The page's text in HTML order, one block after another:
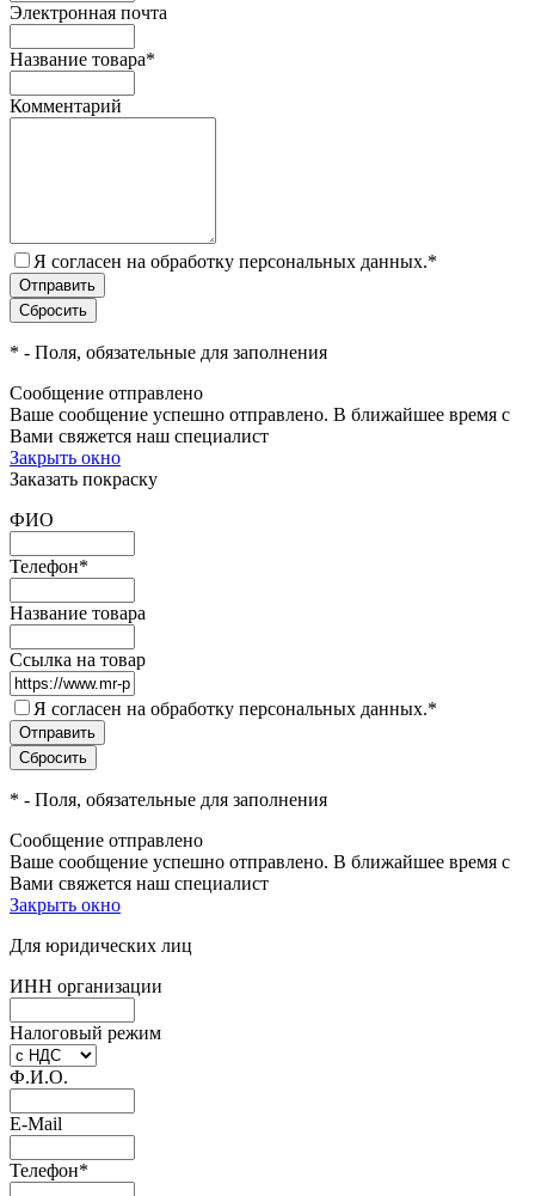
Электронная почта
Название товара*
Комментарий
Я согласен на обработку персональных данных.*
* - Поля, обязательные для заполнения
Сообщение отправлено
Ваше сообщение успешно отправлено. В ближайшее время с
Вами свяжется наш специалист
Закрыть окно
Заказать покраску
ФИО
Телефон*
Название товара
Ссылка на товар
Я согласен на обработку персональных данных.*
* - Поля, обязательные для заполнения
Сообщение отправлено
Ваше сообщение успешно отправлено. В ближайшее время с
Вами свяжется наш специалист
Закрыть окно
Для юридических лиц
ИНН организации
Налоговый режим
Ф.И.О.
E-Mail
Телефон*